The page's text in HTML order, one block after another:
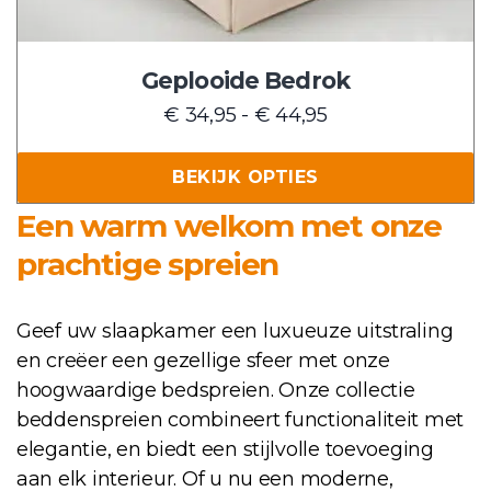
Geplooide Bedrok
€ 34,95 - € 44,95Prijsklasse:
€ 44,95
BEKIJK OPTIES
op
Een warm welkom met onze
prachtige spreien
Geef uw slaapkamer een luxueuze uitstraling
en creëer een gezellige sfeer met onze
hoogwaardige bedspreien. Onze collectie
beddenspreien combineert functionaliteit met
elegantie, en biedt een stijlvolle toevoeging
aan elk interieur. Of u nu een moderne,